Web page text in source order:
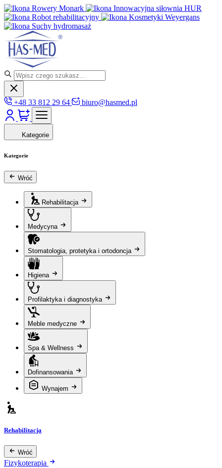
Rowery Monark
Innowacyjna siłownia HUR
Robot rehabilitacyjny
Kosmetyki Weyergans
Suchy hydromasaż
+48 33 812 29 64 biuro@hasmed.pl
Kategorie
Kategorie
Wróć
Rehabilitacja
Medycyna
Stomatologia, protetyka i ortodoncja
Higiena
Profilaktyka i diagnostyka
Meble medyczne
Spa & Wellness
Dofinansowania
Wynajem
Rehabilitacja
Wróć
Fizykoterapia